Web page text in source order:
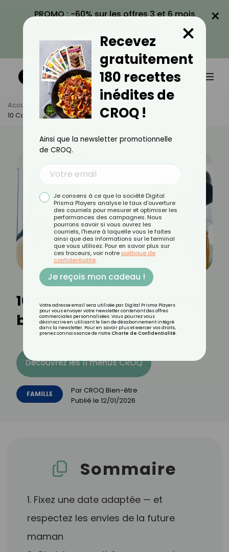
PROMO : -60% sur les offres 3 et 6 mois
VOIR LA PROMO
×
Accueil Actus
Famille
10 Conseils Pour Réussir Sa Baby Shower
10 conseils pour réussir sa
baby shower
Découvrez les 11 menus CROQ
FAMILLE Par CROQ Bien-être
Publié le 12/01/2026
Sommaire
1. Fixez une date adaptée — et
respectez les envies de la future
maman
Recevez
gratuitement
180 recettes
inédites de
CROQ !
×
Ainsi que la newsletter promotionnelle
de CROQ.
Je consens à ce que la société Digital
Prisma Players analyse le taux d'ouverture
des courriels pour mesurer et optimiser les
performances des campagnes. Nous
pourrons savoir si vous ouvrez les
courriels, l'heure à laquelle vous le faites
ainsi que des informations sur le terminal
que vous utilisez. Pour en savoir plus sur
ces traceurs, voir notre politique de
confidentialité.
Je reçois mon cadeau !
Votre adresse email sera utilisée par Digital Prisma Players
pour vous envoyer votre newsletter contenant des offres
commerciales personnalisées. Vous pourrez vous
désinscrire en utilisant le lien de désabonnement intégré
dans la newsletter. Pour en savoir plus et exercer vos droits,
prenez connaissance de notre Charte de Confidentialité.